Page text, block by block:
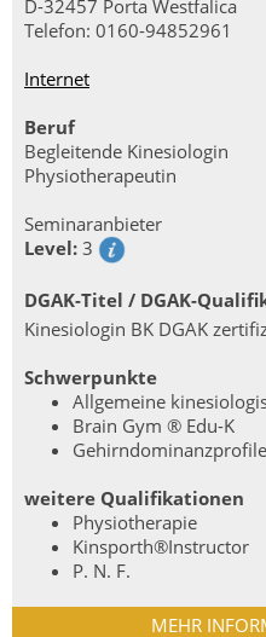
D-32457 Porta Westfalica
Telefon: 0160-94852961
Internet
Beruf
Begleitende Kinesiologin
Physiotherapeutin
Seminaranbieter
Level: 3
DGAK-Titel / DGAK-
Kinesiologin BK DGAK
Schwerpunkte
Allgemeine
Brain Gym ®️ Edu-K
Gehirndominanzprofile
weitere Qualifikationen
Physiotherapie
Kinsporth®️Instructor
P. N. F.
MEHR